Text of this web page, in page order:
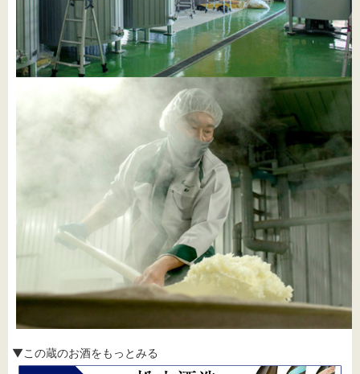
▼この蔵のお酒をもっとみる